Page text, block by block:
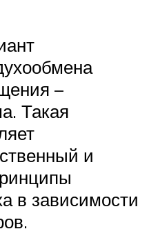
–
Такая
и
в зависимости